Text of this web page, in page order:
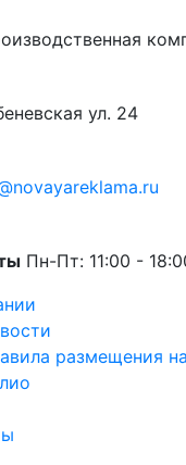
ул. 24
Пн-Пт: 11:00 -
размещения